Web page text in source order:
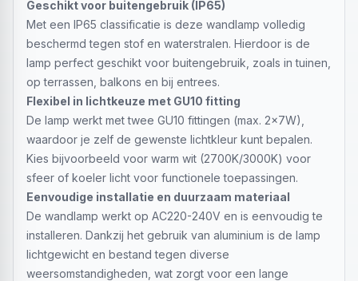
Geschikt voor buitengebruik (IP65)
Met een IP65 classificatie is deze wandlamp volledig
beschermd tegen stof en waterstralen. Hierdoor is de
lamp perfect geschikt voor buitengebruik, zoals in tuinen,
op terrassen, balkons en bij entrees.
Flexibel in lichtkeuze met GU10 fitting
De lamp werkt met twee GU10 fittingen (max. 2x7W),
waardoor je zelf de gewenste lichtkleur kunt bepalen.
Kies bijvoorbeeld voor warm wit (2700K/3000K) voor
sfeer of koeler licht voor functionele toepassingen.
Eenvoudige installatie en duurzaam materiaal
De wandlamp werkt op AC220-240V en is eenvoudig te
installeren. Dankzij het gebruik van aluminium is de lamp
lichtgewicht en bestand tegen diverse
weersomstandigheden, wat zorgt voor een lange